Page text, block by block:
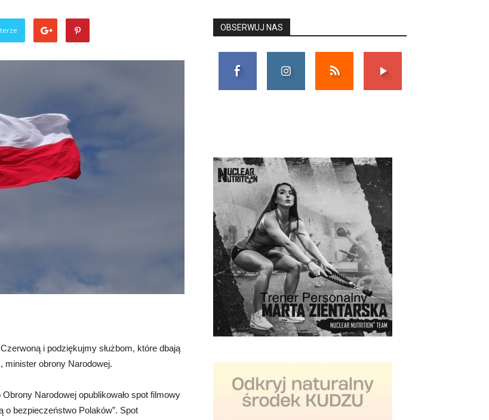
i podziękujmy służbom, które dbają
minister obrony Narodowej.
Narodowej opublikowało spot filmowy
o bezpieczeństwo Polaków”. Spot
OBSERWUJ NAS